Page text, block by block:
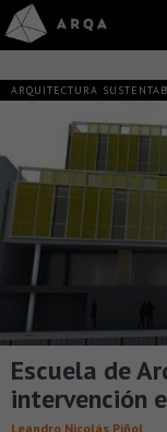
ARQUITECTURA
Escuela de
intervención
Leandro Nicolás Piñol